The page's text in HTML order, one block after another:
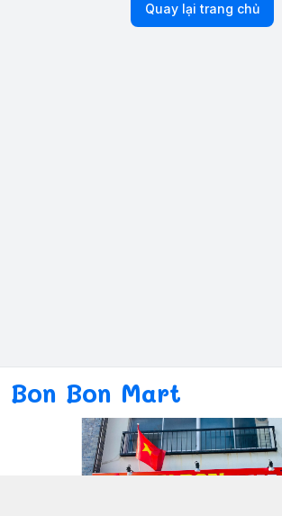
Quay lại trang chủ
Bon Bon Mart